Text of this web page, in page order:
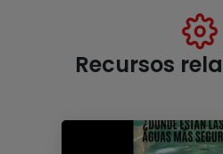
Recursos